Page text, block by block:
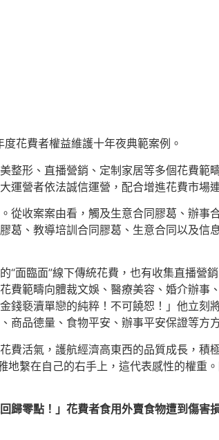
花費者權益維護十年夜典範案例。
整形、直播營銷、定制家居等多個花費範
運營者依法誠信運營，配合增進花費市場
收案案由看，觸及生意合同膠葛、辦事
葛、教導培訓合同膠葛、生意合同以及信
面臨面”線下傳統花費，也有收集直播營
費範疇向體裁文娛、醫療美容、婚介辦事
金錢褻瀆單戀的純粹！不可饒恕！」他立刻
商品德量、食物平安、辦事平安保證等方
費活氣，護航經濟高東西的品質成長，積
地繫在自己的右手上，這代表感性的權重
歸零點！」花費者食用外賣食物遭到傷害